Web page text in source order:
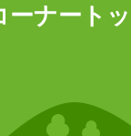
ーナート